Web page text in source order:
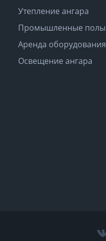
Утепление ангара
Промышленные полы
Аренда оборудования
Освещение ангара